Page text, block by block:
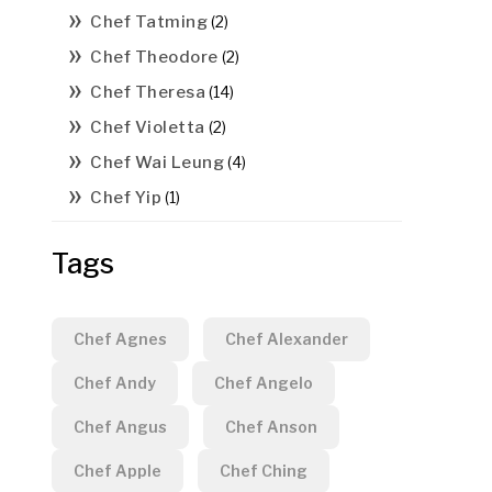
Chef Tatming(2)
Chef Theodore (2)
Chef Theresa (14)
Chef Violetta (2)
Chef Wai Leung(4)
Chef Yip (1)
Tags
Chef Agnes Chef Alexander
Chef Andy Chef Angelo
Chef Angus Chef Anson
Chef Apple Chef Ching